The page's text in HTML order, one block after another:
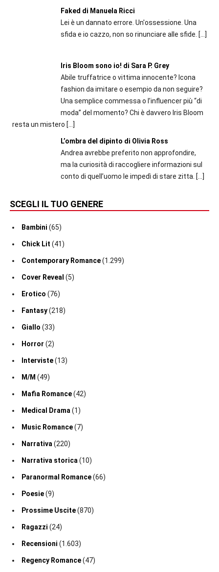
Faked di Manuela Ricci
Lei è un dannato errore. Un'ossessione. Una
sfida e io cazzo, non so rinunciare alle sfide. […]
Iris Bloom sono io! di Sara P. Grey
Abile truffatrice o vittima innocente? Icona
fashion da imitare o esempio da non seguire?
Una semplice commessa o l’influencer più “di
moda” del momento? Chi è davvero Iris Bloom
resta un mistero […]
L’ombra del dipinto di Olivia Ross
Andrea avrebbe preferito non approfondire,
ma la curiosità di raccogliere informazioni sul
conto di quell’uomo le impedì di stare zitta. […]
SCEGLI IL TUO GENERE
Bambini (65)
Chick Lit (41)
Contemporary Romance(1.299)
Cover Reveal (5)
Erotico (76)
Fantasy(218)
Giallo (33)
Horror (2)
Interviste(13)
M/M (49)
Mafia Romance(42)
Medical Drama (1)
Music Romance(7)
Narrativa (220)
Narrativa storica (10)
Paranormal Romance(66)
Poesie(9)
Prossime Uscite(870)
Ragazzi (24)
Recensioni (1.603)
Regency Romance(47)